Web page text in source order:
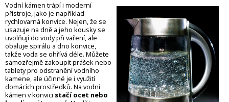
Vodní kámen trápí i moderní
přístroje, jako je například
rychlovarná konvice. Nejen, že se
usazuje na dně a jeho kousky se
uvolňují do vody při vaření, ale
obaluje spirálu a dno konvice,
takže voda se ohřívá déle. Můžete
samozřejmě zakoupit prášek nebo
tablety pro odstranění vodního
kamene, ale účinné je i využití
domácích prostředků. Na vodní
kámen v konvici stačí ocet nebo